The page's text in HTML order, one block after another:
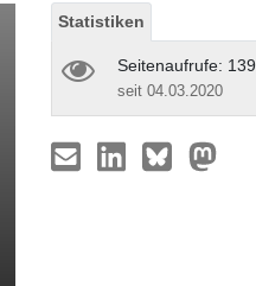
Statistiken
Seitenaufrufe: 139
seit 04.03.2020